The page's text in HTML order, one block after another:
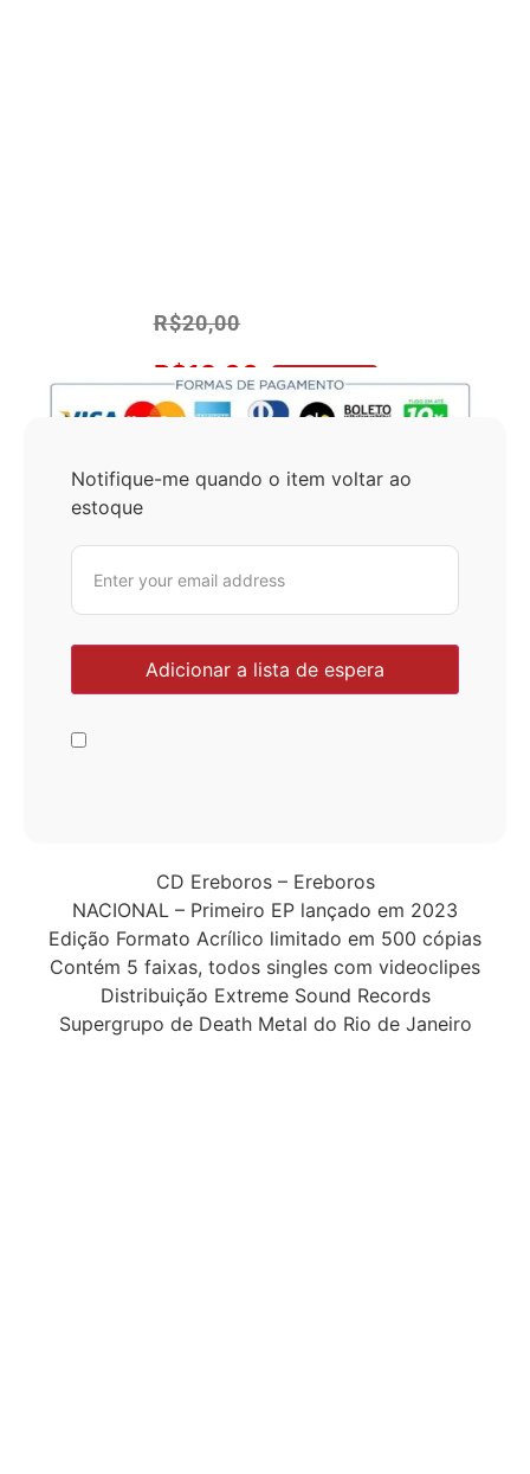
R$20,00
R$19,00 No Pix 5% OFF
Notifique-me quando o item voltar ao
estoque
CD Ereboros – Ereboros
NACIONAL – Primeiro EP lançado em 2023
Edição Formato Acrílico limitado em 500 cópias
Contém 5 faixas, todos singles com videoclipes
Distribuição Extreme Sound Records
Supergrupo de Death Metal do Rio de Janeiro